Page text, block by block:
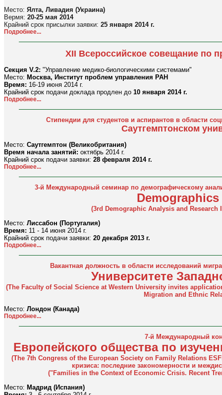
Место: Ялта, Ливадия (Украина)
Вермя: 20-25 мая 2014
Крайний срок присылки заявки: 25 января 2014 г.
Подробнее...
XII Всероссийское совещание по
Секция V.2: "Управление медико-биологическими системами"
Место: Москва, Институт проблем управления РАН
Время: 16-19 июня 2014 г.
Крайний срок подачи доклада продлен до 10 января 2014 г.
Подробнее...
Стипендии для студентов и аспирантов в области
Саутгемптонском
Место: Саутгемптон (Великобритания)
Время начала занятий: октябрь 2014 г.
Крайний срок подачи заявки: 28 февраля 2014 г.
Подробнее...
3-й Международный семинар по демографическому
Demographics
(3rd Demographic Analysis and Research
Место: Лиссабон (Португалия)
Время: 11 - 14 июня 2014 г.
Крайний срок подачи заявки: 20 декабря 2013 г.
Подробнее...
Вакантная должность в области исследований
Университете
(The Faculty of Social Science at Western University invites
Migration and Ethnic
Место: Лондон (Канада)
Подробнее...
7-й Международный
Европейского общества по
(The 7th Congress of the European Society on Family Relations
кризиса: последние закономерности и
("Families in the Context of Economic Crisis. Recent
Место: Мадрид (Испания)